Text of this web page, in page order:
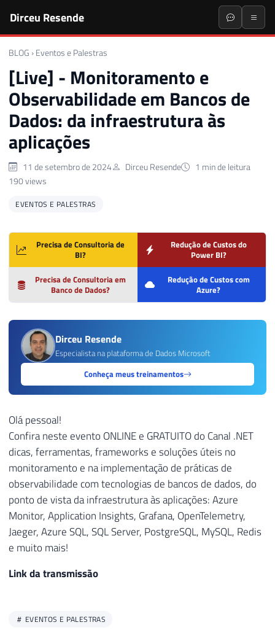
Dirceu Resende
BLOG › Eventos e Palestras
[Live] - Monitoramento e
Observabilidade em Bancos de
Dados: da infraestrutura às
aplicações
11 de setembro de 2024 Dirceu Resende
1 min de leitura
190 views
EVENTOS E PALESTRAS
Precisa de Consultoria de
BI?
Redução de Custos do
Power BI?
Precisa de Consultoria em
Banco de Dados?
Redução de Custos com
Azure?
Dirceu Resende
Especialista na plataforma de Dados Microsoft
Conheça meus treinamentos
Olá pessoal!
Confira neste evento ONLINE e GRATUITO do Canal .NET
dicas, ferramentas, frameworks e soluções úteis no
monitoramento e na implementação de práticas de
observabilidade com tecnologias de bancos de dados, do
ponto de vista da infraestrutura às aplicações: Azure
Monitor, Application Insights, Grafana, OpenTelemetry,
Jaeger, Azure SQL, SQL Server, PostgreSQL, MySQL, Redis
e muito mais!
Link da transmissão
EVENTOS E PALESTRAS